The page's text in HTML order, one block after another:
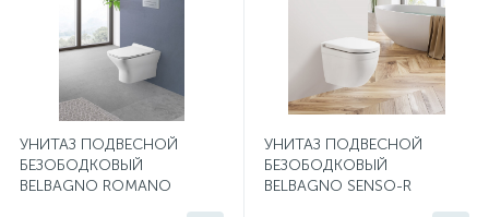
УНИТАЗ ПОДВЕСНОЙ
БЕЗОБОДКОВЫЙ
BELBAGNO ROMANO
УНИТАЗ ПОДВЕСНОЙ
БЕЗОБОДКОВЫЙ
BELBAGNO SENSO-R
Дополнительные аксессуары